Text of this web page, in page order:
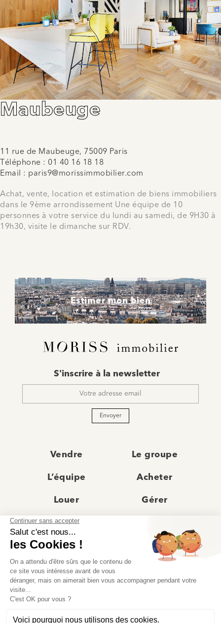
Maubeuge
11 rue de Maubeuge, 75009 Paris
Téléphone : 01 40 16 18 18
Email : paris9@morissimmobilier.com
Achat, vente, location et estimation de biens immobiliers
dans le 9ème arrondissement Une équipe de 10
personnes à votre service du lundi au samedi, de 9H30 à
19h30, visite le dimanche sur RDV.
Estimer mon bien
mail
S'inscrire à la newsletter
Envoyer
Vendre Le groupe
L’équipe Acheter
Louer Gérer
Actualités
Recrutement Avis clients
Prestige
© Moriss Immobilier 2025 – Tous droits réservés –